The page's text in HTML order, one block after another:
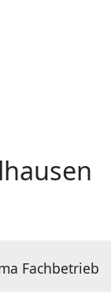
Fachbetrieb